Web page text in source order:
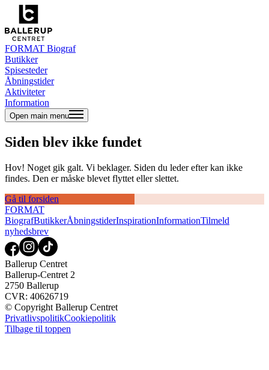
FORMAT Biograf
Butikker
Spisesteder
Åbningstider
Aktiviteter
Information
Open main menu
Siden blev ikke fundet
Hov! Noget gik galt. Vi beklager. Siden du leder efter kan ikke
findes. Den er måske blevet flyttet eller slettet.
Gå til forsiden
FORMAT
BiografButikkerÅbningstiderInspirationInformationTilmeld
nyhedsbrev
Ballerup Centret
Ballerup-Centret 2
2750 Ballerup
CVR: 40626719
© Copyright Ballerup Centret
PrivatlivspolitikCookiepolitik
Tilbage til toppen